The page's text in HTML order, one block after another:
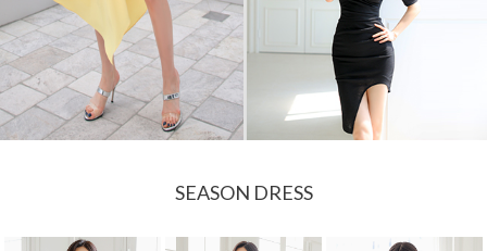
SEASON DRESS